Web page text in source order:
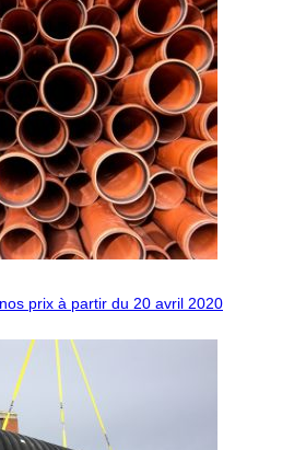
prix à partir du 20 avril 2020